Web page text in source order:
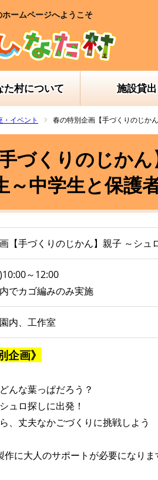
ームページへようこそ
た村について 施設貸出
・イベント 春の特別企画【手づくりのじか
づくりのじか
～中学生と保護
【手づくりのじかん】親子 ～シ
～12:00
でカゴ編みのみ実施
内、工作室
企画》
んな葉っぱだろう？
ュロ探しに出発！
、丈夫なかごづくりに挑戦しよう
作に大人のサポートが必要になりま